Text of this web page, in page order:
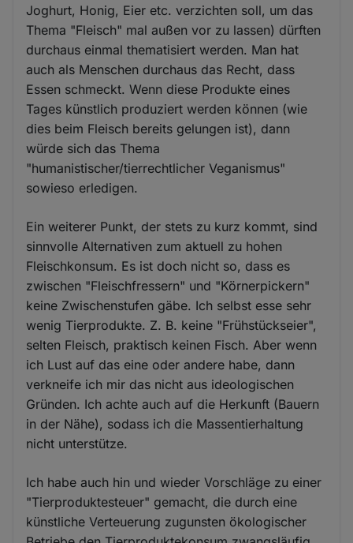
Joghurt, Honig, Eier etc. verzichten soll, um das
Thema "Fleisch" mal außen vor zu lassen) dürften
durchaus einmal thematisiert werden. Man hat
auch als Menschen durchaus das Recht, dass
Essen schmeckt. Wenn diese Produkte eines
Tages künstlich produziert werden können (wie
dies beim Fleisch bereits gelungen ist), dann
würde sich das Thema
"humanistischer/tierrechtlicher Veganismus"
sowieso erledigen.
Ein weiterer Punkt, der stets zu kurz kommt, sind
sinnvolle Alternativen zum aktuell zu hohen
Fleischkonsum. Es ist doch nicht so, dass es
zwischen "Fleischfressern" und "Körnerpickern"
keine Zwischenstufen gäbe. Ich selbst esse sehr
wenig Tierprodukte. Z. B. keine "Frühstückseier",
selten Fleisch, praktisch keinen Fisch. Aber wenn
ich Lust auf das eine oder andere habe, dann
verkneife ich mir das nicht aus ideologischen
Gründen. Ich achte auch auf die Herkunft (Bauern
in der Nähe), sodass ich die Massentierhaltung
nicht unterstütze.
Ich habe auch hin und wieder Vorschläge zu einer
"Tierproduktesteuer" gemacht, die durch eine
künstliche Verteuerung zugunsten ökologischer